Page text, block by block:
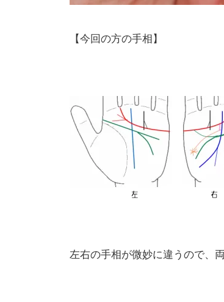
【今回の方の手相】
左右の手相が微妙に違うので、